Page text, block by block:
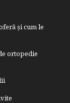
și cum le
ortopedie